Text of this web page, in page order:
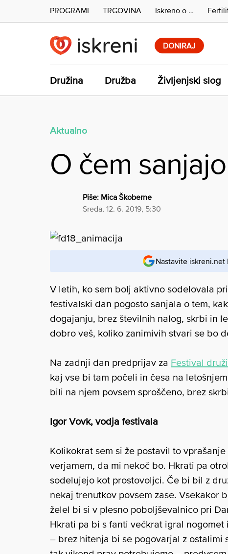
DONIRAJ
Družina Družba Življenjski slog
PROGRAMI TRGOVINA Iskreno o …
Aktualno
O čem
Piše: Mica Škoberne
sreda, 12. 6. 2019, 5:30
Nastavite
V letih, ko sem bolj aktivno sodelovala
festivalski dan pogosto sanjala o tem,
dogajanju, brez številnih nalog, skrbi in
dobro veš, koliko zanimivih stvari se bo
Na zadnji dan predprijav za Festival
kaj vse bi tam počeli in česa na
bili na njem povsem sproščeno, brez
Igor Vovk, vodja festivala
Kolikokrat sem si že postavil to
verjamem, da mi nekoč bo. Hkrati pa
sodelujejo kot prostovoljci. Če bi bil z
nekaj trenutkov povsem zase. Vsekakor
želel bi si v plesno poboljševalnico pri
Hkrati pa bi s fanti večkrat igral
– brez hitenja bi se pogovarjal z ostalimi